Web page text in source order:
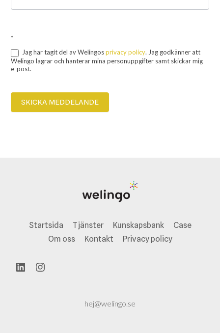
*
Jag har tagit del av Welingosprivacy policy. Jag godkänner att
Welingo lagrar och hanterar mina personuppgifter samt skickar mig
e-post.
SKICKA MEDDELANDE
Startsida Tjänster Kunskapsbank
Case
Om oss
Kontakt Privacy policy
LinkedIn Instagram
hej@welingo.se